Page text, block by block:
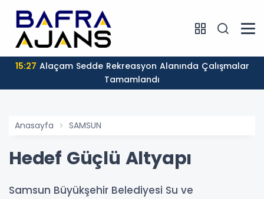
15:27
Tamamlandı
Anasayfa SAMSUN
Hedef Güçlü Altyapı
Samsun Büyükşehir Belediyesi Su ve